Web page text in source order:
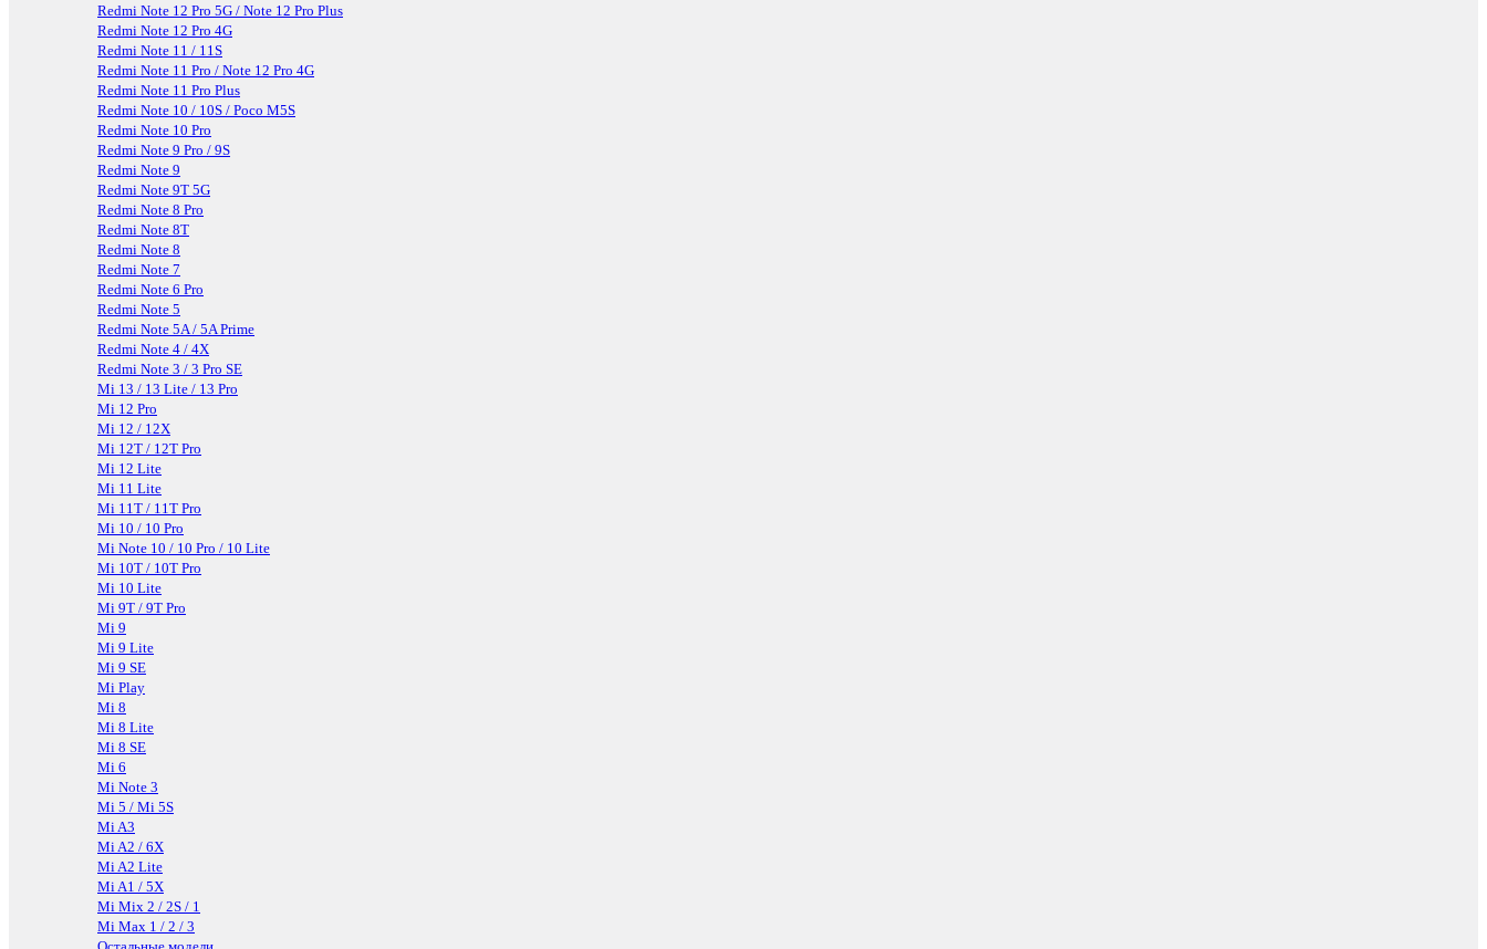
Redmi Note 12 Pro 5G / Note 12 Pro Plus
Redmi Note 12 Pro 4G
Redmi Note 11 / 11S
Redmi Note 11 Pro / Note 12 Pro 4G
Redmi Note 11 Pro Plus
Redmi Note 10 / 10S / Poco M5S
Redmi Note 10 Pro
Redmi Note 9 Pro / 9S
Redmi Note 9
Redmi Note 9T 5G
Redmi Note 8 Pro
Redmi Note 8T
Redmi Note 8
Redmi Note 7
Redmi Note 6 Pro
Redmi Note 5
Redmi Note 5A / 5A Prime
Redmi Note 4 / 4X
Redmi Note 3 / 3 Pro SE
Mi 13 / 13 Lite / 13 Pro
Mi 12 Pro
Mi 12 / 12X
Mi 12T / 12T Pro
Mi 12 Lite
Mi 11 Lite
Mi 11T / 11T Pro
Mi 10 / 10 Pro
Mi Note 10 / 10 Pro / 10 Lite
Mi 10T / 10T Pro
Mi 10 Lite
Mi 9T / 9T Pro
Mi 9
Mi 9 Lite
Mi 9 SE
Mi Play
Mi 8
Mi 8 Lite
Mi 8 SE
Mi 6
Mi Note 3
Mi 5 / Mi 5S
Mi A3
Mi A2 / 6X
Mi A2 Lite
Mi A1 / 5X
Mi Mix 2 / 2S / 1
Mi Max 1 / 2 / 3